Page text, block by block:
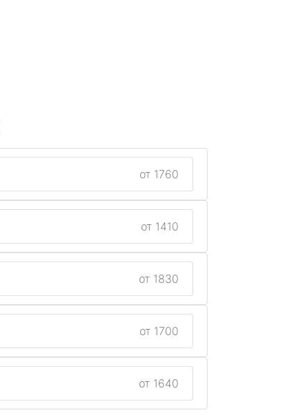
от 1760
от 1410
от 1830
от 1700
от 1640